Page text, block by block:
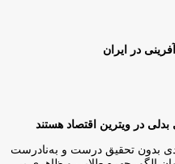
در ایران
بدلی در ویترین اقتصاد هستند
بدون تحقیق درست و به‌نادرست